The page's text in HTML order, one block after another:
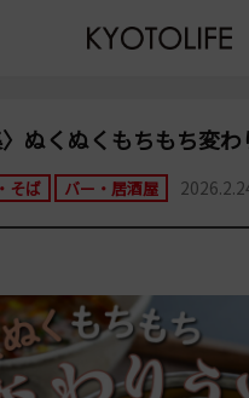
〉ぬくぬくもちもち変
そば バー・居酒屋